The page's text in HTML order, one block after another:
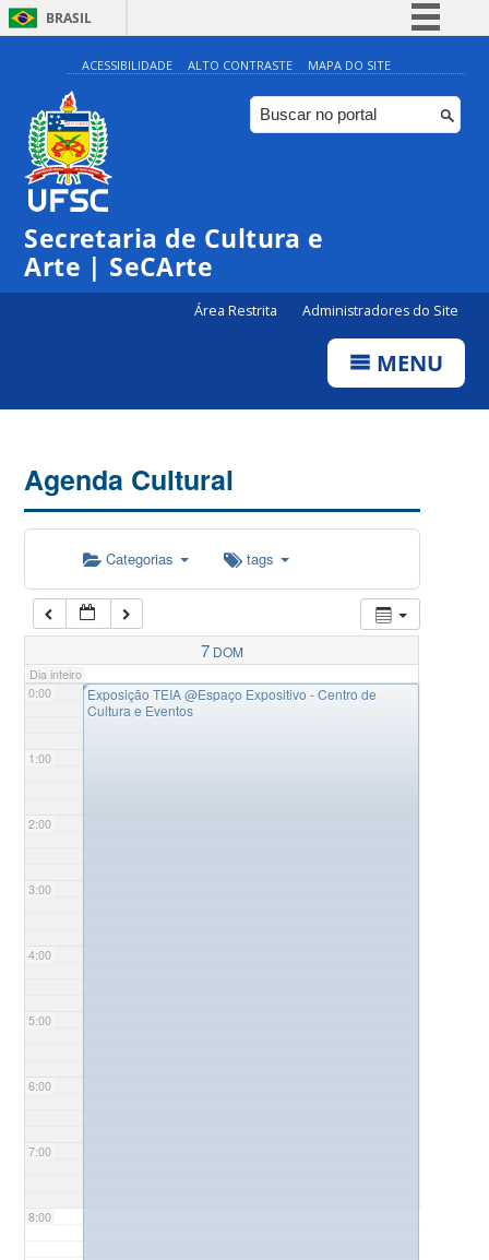
BRASIL
Simplifique!
Comunica BR
Participe
ACESSIBILIDADE ALTO CONTRASTE MAPA DO SITE
Secretaria de Cultura e
Arte | SeCArte
Área Restrita Administradores do Site
MENU
Agenda Cultural
Categorias tags
7 DOM
Dia inteiro
0:00
1:00
2:00
3:00
4:00
5:00
6:00
7:00
8:00
◤Exposição TEIA@Espaço Expositivo - Centro de
Cultura e Eventos